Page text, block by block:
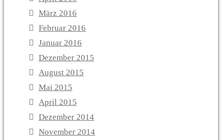
März 2016
Februar 2016
Januar 2016
Dezember 2015
August 2015
Mai 2015
April 2015
Dezember 2014
November 2014